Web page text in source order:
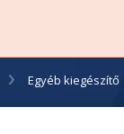
Egyéb kiegészítő